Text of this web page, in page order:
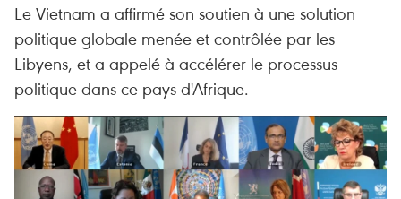
Le Vietnam a affirmé son soutien à une solution
politique globale menée et contrôlée par les
Libyens, et a appelé à accélérer le processus
politique dans ce pays d'Afrique.